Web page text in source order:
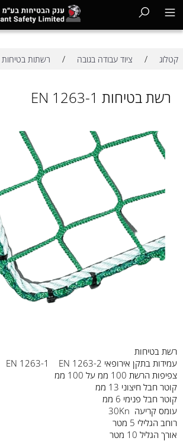
קטלוג / ציוד עבודה בגובה / רשתות בטיחות
רשת בטיחות EN 1263-1
רשת בטיחות
עמידות בתקן אירופאי EN 1263-1 EN 1263-2
צפיפות הרשת 100 ממ על 100 ממ
קוטר חבל חיצוני 13 ממ
קוטר חבל פנימי 6 ממ
עומס קריעה 30Kn
רוחב הגלילי 5 מטר
אורך הגליל 10 מטר